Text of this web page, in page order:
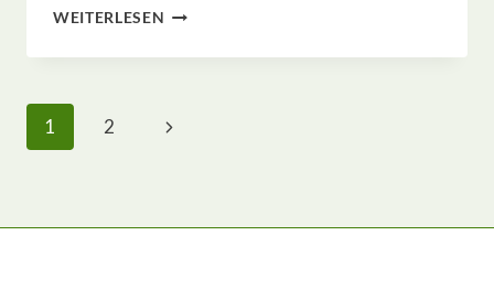
WEITERLESEN TASCHEN
GESCHICHTE
AUS
Seitennavigation
1 2
Nächste